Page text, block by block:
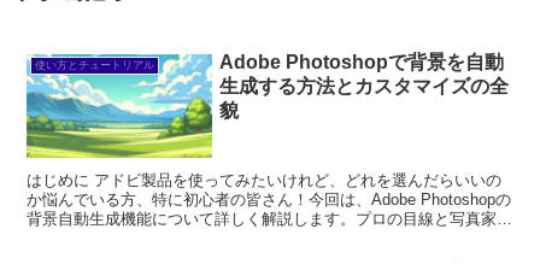
使い方とチュートリアル
Adobe Photoshopで背景を自動
生成する方法とカスタマイズの全
貌
はじめに アドビ製品を使ってみたいけれど、どれを選んだらいいの
か悩んでいる方、特に初心者の皆さん！今回は、Adobe Photoshopの
背景自動生成機能について詳しく解説します。プロの目線と写真家の